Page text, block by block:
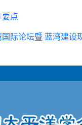
点
际论坛暨 蓝湾建设